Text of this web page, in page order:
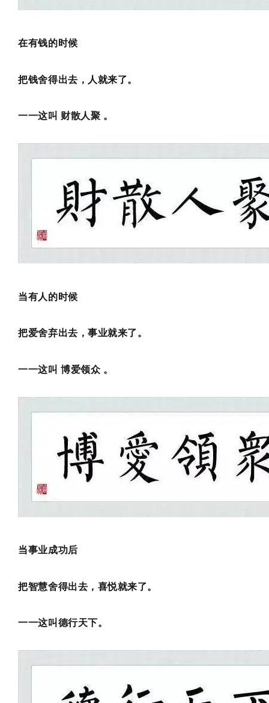
在有钱的时候
把钱舍得出去，人就来了。
一一这叫 财散人聚 。
当有人的时候
把爱舍弃出去，事业就来了。
一一这叫 博爱领众 。
当事业成功后
把智慧舍得出去，喜悦就来了。
一一这叫 德行天下。